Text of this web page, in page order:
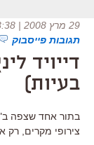
29 מרץ 2008 | 13:38
תגובות פייסבוק
דייויד
בעיות)
צירופי מקרים, רק